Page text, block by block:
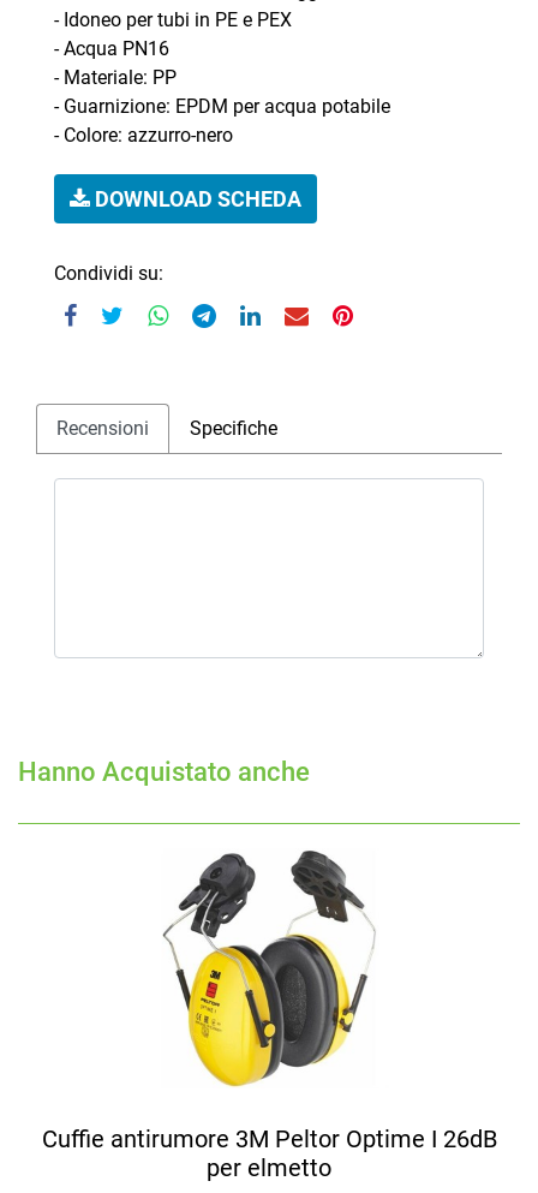
- Idoneo per tubi in PE e PEX
- Acqua PN16
- Materiale: PP
- Guarnizione: EPDM per acqua potabile
- Colore: azzurro-nero
DOWNLOAD SCHEDA
Condividi su:
Recensioni Specifiche
Hanno Acquistato anche
Cuffie antirumore 3M Peltor Optime I 26dB
per elmetto